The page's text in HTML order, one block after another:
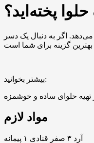
پخته‌اید؟
اگر به دنبال یک دسر
بیشتر بخوانید:
حلوای ساده و خوشمزه
مواد لازم
آرد ۳ صفر قنادی ۱ پیمانه